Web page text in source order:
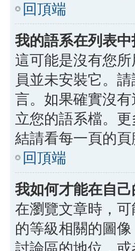
回頂端
我的語系在列表中
這可能是沒有您
員並未安裝它。
言。如果確實沒
立您的語系檔。
結請看每一頁的頁
回頂端
我如何才能在自
在瀏覽文章時，
的等級相關的圖